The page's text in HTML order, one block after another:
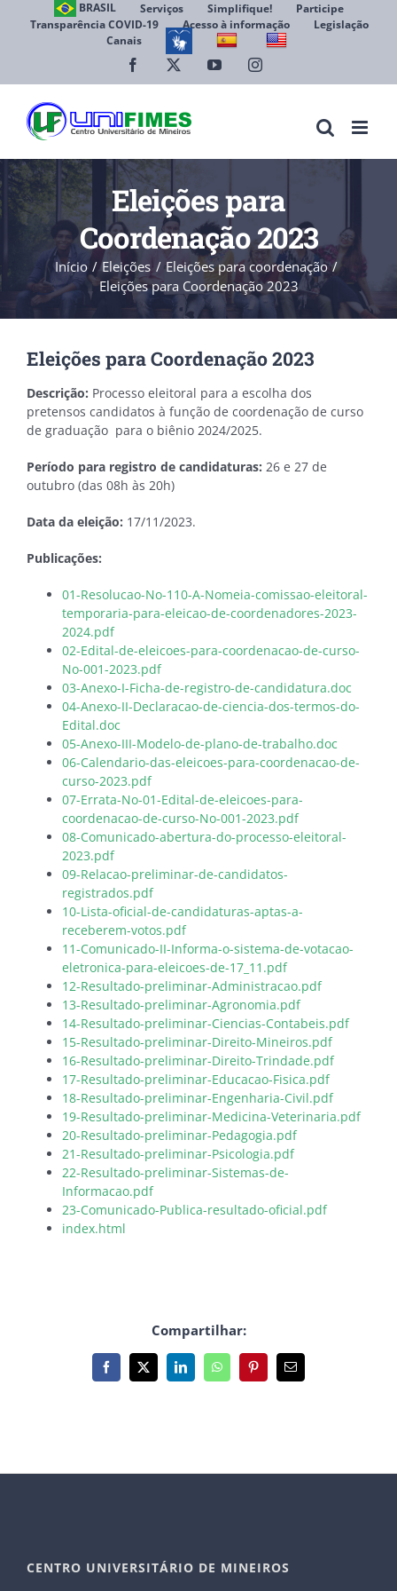
BRASIL Serviços Simplifique!
Participe
Transparência COVID-19
Acesso à informação
Legislação
Canais
Facebook YouTubeInstagram
Eleições para
Coordenação 2023
Início Eleições
Eleições para coordenação
Eleições para Coordenação 2023
Eleições para Coordenação 2023
Descrição: Processo eleitoral para a escolha dos
pretensos candidatos à função de coordenação de curso
de graduação para o biênio 2024/2025.
Período para registro de candidaturas: 26 e 27 de
outubro (das 08h às 20h)
Data da eleição: 17/11/2023.
Publicações:
01-Resolucao-No-110-A-Nomeia-comissao-eleitoral-
temporaria-para-eleicao-de-coordenadores-2023-
2024.pdf
02-Edital-de-eleicoes-para-coordenacao-de-curso-
No-001-2023.pdf
03-Anexo-I-Ficha-de-registro-de-candidatura.doc
04-Anexo-II-Declaracao-de-ciencia-dos-termos-do-
Edital.doc
05-Anexo-III-Modelo-de-plano-de-trabalho.doc
06-Calendario-das-eleicoes-para-coordenacao-de-
curso-2023.pdf
07-Errata-No-01-Edital-de-eleicoes-para-
coordenacao-de-curso-No-001-2023.pdf
08-Comunicado-abertura-do-processo-eleitoral-
2023.pdf
09-Relacao-preliminar-de-candidatos-
registrados.pdf
10-Lista-oficial-de-candidaturas-aptas-a-
receberem-votos.pdf
11-Comunicado-II-Informa-o-sistema-de-votacao-
eletronica-para-eleicoes-de-17_11.pdf
12-Resultado-preliminar-Administracao.pdf
13-Resultado-preliminar-Agronomia.pdf
14-Resultado-preliminar-Ciencias-Contabeis.pdf
15-Resultado-preliminar-Direito-Mineiros.pdf
16-Resultado-preliminar-Direito-Trindade.pdf
17-Resultado-preliminar-Educacao-Fisica.pdf
18-Resultado-preliminar-Engenharia-Civil.pdf
19-Resultado-preliminar-Medicina-Veterinaria.pdf
20-Resultado-preliminar-Pedagogia.pdf
21-Resultado-preliminar-Psicologia.pdf
22-Resultado-preliminar-Sistemas-de-
Informacao.pdf
23-Comunicado-Publica-resultado-oficial.pdf
index.html
Compartilhar:
Facebook
X LinkedInWhatsAppPinterest
E-
mail
CENTRO UNIVERSITÁRIO DE MINEIROS